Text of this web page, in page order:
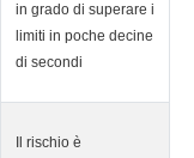
in grado di superare i
limiti in poche decine
di secondi
Il rischio è